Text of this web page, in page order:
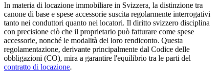
In materia di locazione immobiliare in Svizzera, la distinzione tra
canone di base e spese accessorie suscita regolarmente interrogativi
tanto nei conduttori quanto nei locatori. Il diritto svizzero disciplina
con precisione ciò che il proprietario può fatturare come spese
accessorie, nonché le modalità del loro rendiconto. Questa
regolamentazione, derivante principalmente dal Codice delle
obbligazioni (CO), mira a garantire l'equilibrio tra le parti del
contratto di locazione.